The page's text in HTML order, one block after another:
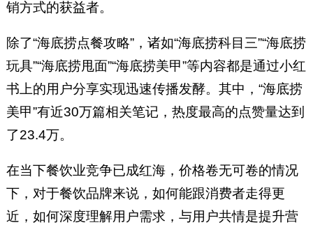
销方式的获益者。
除了“海底捞点餐攻略”，诸如“海底捞科目三”“海底捞
玩具”“海底捞甩面”“海底捞美甲”等内容都是通过小红
书上的用户分享实现迅速传播发酵。其中，“海底捞
美甲”有近30万篇相关笔记，热度最高的点赞量达到
了23.4万。
在当下餐饮业竞争已成红海，价格卷无可卷的情况
下，对于餐饮品牌来说，如何能跟消费者走得更
近，如何深度理解用户需求，与用户共情是提升营